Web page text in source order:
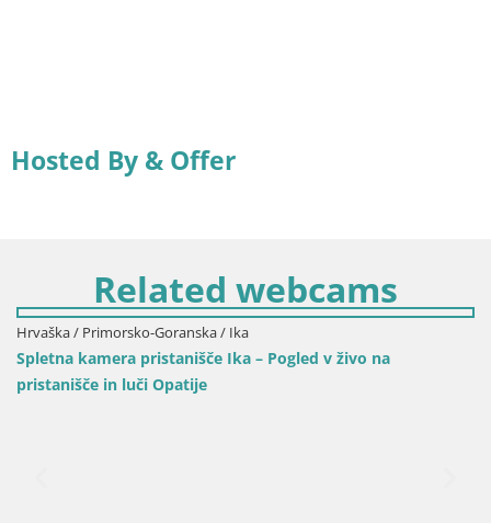
Hosted By & Offer
Related webcams
Hrvaška / Primorsko-Goranska / Ika
Spletna kamera pristanišče Ika – Pogled v živo na
pristanišče in luči Opatije